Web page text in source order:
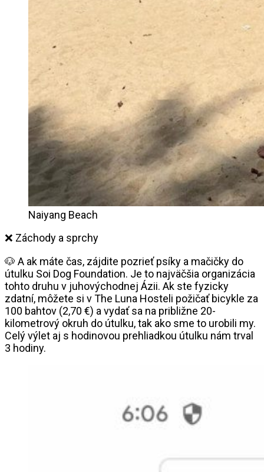
Naiyang Beach
❌ Záchody a sprchy
🐶 A ak máte čas, zájdite pozrieť psíky a mačičky do
útulku Soi Dog Foundation. Je to najväčšia organizácia
tohto druhu v juhovýchodnej Ázii. Ak ste fyzicky
zdatní, môžete si v The Luna Hosteli požičať bicykle za
100 bahtov (2,70 €) a vydať sa na približne 20-
kilometrový okruh do útulku, tak ako sme to urobili my.
Celý výlet aj s hodinovou prehliadkou útulku nám trval
3 hodiny.